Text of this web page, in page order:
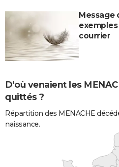
Message
courrier
D'où venaient les
quittés ?
Répartition des MENACHE
naissance.